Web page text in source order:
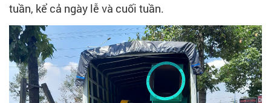
tuần, kể cả ngày lễ và cuối tuần.